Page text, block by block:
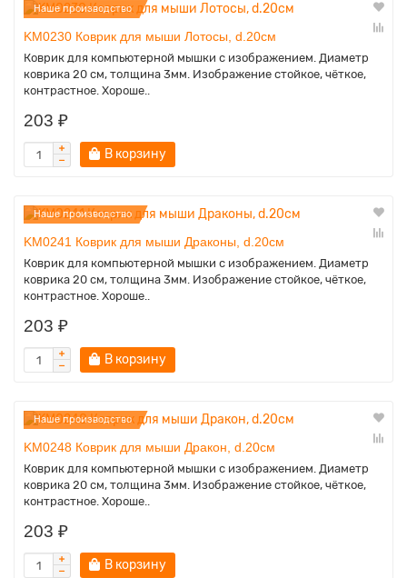
Наше производство
KM0230 Коврик для мыши Лотосы, d.20см
Коврик для компьютерной мышки с изображением. Диаметр
коврика 20 см, толщина 3мм. Изображение стойкое, чёткое,
контрастное. Хороше..
203 ₽
В корзину
Наше производство
KM0241 Коврик для мыши Драконы, d.20см
Коврик для компьютерной мышки с изображением. Диаметр
коврика 20 см, толщина 3мм. Изображение стойкое, чёткое,
контрастное. Хороше..
203 ₽
В корзину
Наше производство
KM0248 Коврик для мыши Дракон, d.20см
Коврик для компьютерной мышки с изображением. Диаметр
коврика 20 см, толщина 3мм. Изображение стойкое, чёткое,
контрастное. Хороше..
203 ₽
В корзину